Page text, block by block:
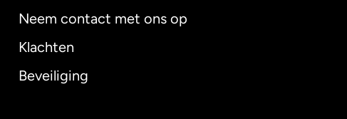
Neem contact met ons op
Klachten
Beveiliging